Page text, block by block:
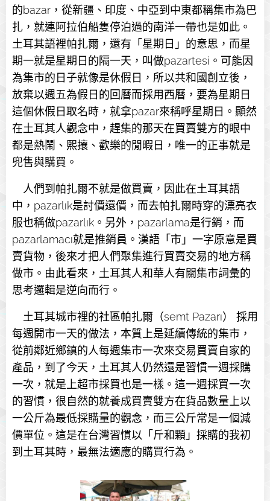
的bazar，從新疆、印度、中亞到中東都稱集市為巴
扎，就連阿拉伯船隻停泊過的南洋一帶也是如此。
土耳其語裡帕扎爾，還有「星期日」的意思，而星
期一就是星期日的隔一天，叫做pazartesi。可能因
為集市的日子就像是休假日，所以共和國創立後，
放棄以週五為假日的回曆而採用西曆，要為星期日
這個休假日取名時，就拿pazar來稱呼星期日。顯然
在土耳其人觀念中，趕集的那天在買賣雙方的眼中
都是熱鬧、熙攘、歡樂的閒暇日，唯一的正事就是
兜售與購買。
人們到帕扎爾不就是做買賣，因此在土耳其語
中，pazarlık是討價還價，而去帕扎爾時穿的漂亮衣
服也稱做pazarlık。另外，pazarlama是行銷，而
pazarlamacı就是推銷員。漢語「市」一字原意是買
賣貨物，後來才把人們聚集進行買賣交易的地方稱
做市。由此看來，土耳其人和華人有關集市詞彙的
思考邏輯是逆向而行。
土耳其城市裡的社區帕扎爾（semt Pazarı） 採用
每週開市一天的做法，本質上是延續傳統的集市，
從前鄰近鄉鎮的人每週集市一次來交易買賣自家的
產品，到了今天，土耳其人仍然還是習慣一週採購
一次，就是上超市採買也是一樣。這一週採買一次
的習慣，很自然的就養成買賣雙方在貨品數量上以
一公斤為最低採購量的觀念，而三公斤常是一個減
價單位。這是在台灣習慣以「斤和顆」採購的我初
到土耳其時，最無法適應的購買行為。